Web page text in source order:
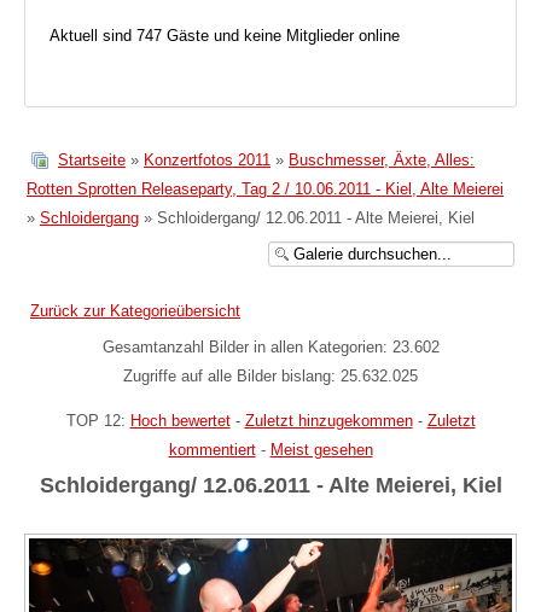
Aktuell sind 747 Gäste und keine Mitglieder online
Startseite » Konzertfotos 2011 » Buschmesser, Äxte, Alles:
Rotten Sprotten Releaseparty, Tag 2 / 10.06.2011 - Kiel, Alte Meierei
» Schloidergang » Schloidergang/ 12.06.2011 - Alte Meierei, Kiel
Zurück zur Kategorieübersicht
Gesamtanzahl Bilder in allen Kategorien: 23.602
Zugriffe auf alle Bilder bislang: 25.632.025
TOP 12: Hoch bewertet- Zuletzt hinzugekommen- Zuletzt
kommentiert- Meist gesehen
Schloidergang/ 12.06.2011 - Alte Meierei, Kiel